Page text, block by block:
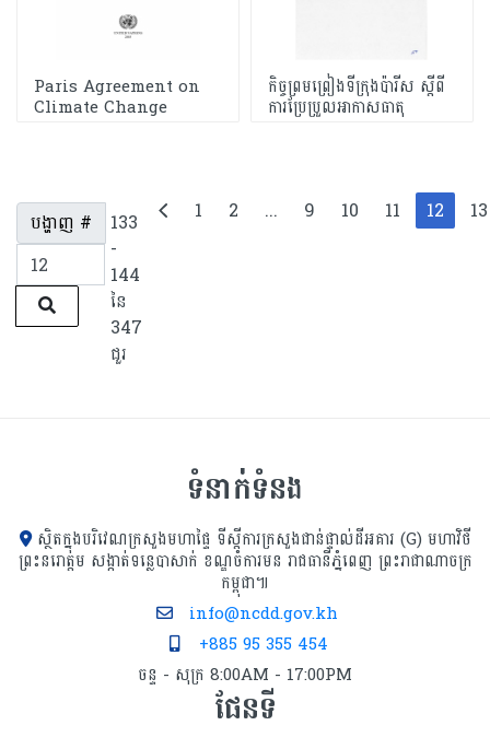
Paris Agreement on
Climate Change
កិច្ចព្រមព្រៀងទីក្រុងប៉ារីស ស្តីពី
ការប្រែប្រួលអាកាសធាតុ
បង្ហាញ #
133
-
144
នៃ
347
ជួរ
1 2 ... 9 10 11 12 13
ទំនាក់ទំនង
ស្ថិតក្នុងបរិវេណក្រសួងមហាផ្ទៃ ទីស្ដីការក្រសួង​ជាន់ផ្ទាល់ដីអគារ (G) មហាវិថី
ព្រះនរោត្តម សង្កាត់ទន្លេបាសាក់ ខណ្ឌចំការមន រាជធានីភ្នំពេញ ព្រះរាជាណាចក្រ
កម្ពុជា៕
info@ncdd.gov.kh
+885 95 355 454
ចន្ទ - សុក្រ 8:00AM - 17:00PM
ផែនទី